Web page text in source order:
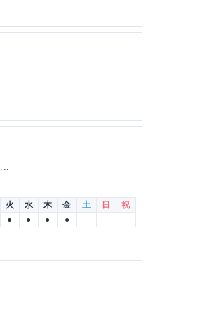
火 水 木 金 土 日
祝
● ● ● ●